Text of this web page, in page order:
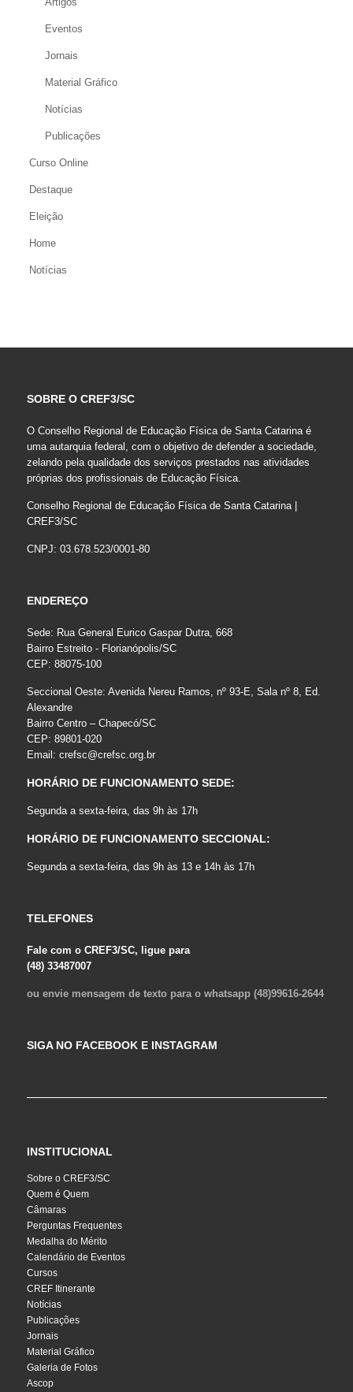
Eventos
Jornais
Material Gráfico
Notícias
Publicações
Curso Online
Destaque
Eleição
Home
Notícias
SOBRE O CREF3/SC
O Conselho Regional de Educação Física de Santa Catarina é
uma autarquia federal, com o objetivo de defender a sociedade,
zelando pela qualidade dos serviços prestados nas atividades
próprias dos profissionais de Educação Física.
Conselho Regional de Educação Física de Santa Catarina |
CREF3/SC
CNPJ: 03.678.523/0001-80
ENDEREÇO
Sede: Rua General Eurico Gaspar Dutra, 668
Bairro Estreito - Florianópolis/SC
CEP: 88075-100
Seccional Oeste: Avenida Nereu Ramos, nº 93-E, Sala nº 8, Ed.
Alexandre
Bairro Centro – Chapecó/SC
CEP: 89801-020
Email: crefsc@crefsc.org.br
HORÁRIO DE FUNCIONAMENTO SEDE:
Segunda a sexta-feira, das 9h às 17h
HORÁRIO DE FUNCIONAMENTO SECCIONAL:
Segunda a sexta-feira, das 9h às 13 e 14h às 17h
TELEFONES
Fale com o CREF3/SC, ligue para
(48) 33487007
ou envie mensagem de texto para o whatsapp (48)99616-2644
SIGA NO FACEBOOK E INSTAGRAM
INSTITUCIONAL
Sobre o CREF3/SC
Quem é Quem
Câmaras
Perguntas Frequentes
Medalha do Mérito
Calendário de Eventos
Cursos
CREF Itinerante
Notícias
Publicações
Jornais
Material Gráfico
Galeria de Fotos
Ascop